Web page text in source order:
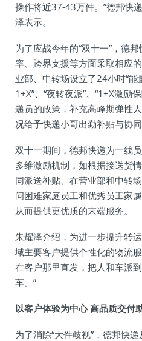
操作将近37-43万件。”德邦快
泽表示。
为了应战今年的“双十一”，德
率、跨界支援等方面采取相应
业部、中转场设立了24小时“能
1+X”、“夜转夜派”、“1+X激励
递员的政策，补充高峰期弹性
况给予快递小哥出勤补贴与协同
双十一期间，德邦快递为一线
多维激励机制，如根据接送货
同派送补贴、在营业部和中转
问困难家庭员工和优秀员工家
从而提供更优质的末端服务。
朱耀泽介绍，为进一步提升转
域主要客户提供个性化的物流
在客户那里直发，把人和车派
车。”
以客户体验为中心 高品质交付
为了消除“大件歧视”，德邦快